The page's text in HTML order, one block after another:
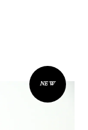
NEW